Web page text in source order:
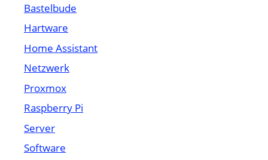
Bastelbude
Hartware
Home Assistant
Netzwerk
Proxmox
Raspberry Pi
Server
Software